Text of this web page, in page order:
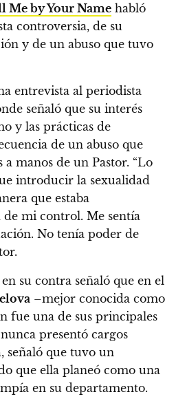
Me by Your Name habló
controversia, de su
y de un abuso que tuvo
entrevista al periodista
señaló que su interés
y las prácticas de
de un abuso que
a manos de un Pastor. “Lo
introducir la sexualidad
que estaba
mi control. Me sentía
No tenía poder de
su contra señaló que en el
–mejor conocida como
fue una de sus principales
presentó cargos
señaló que tuvo un
que ella planeó como una
en su departamento.